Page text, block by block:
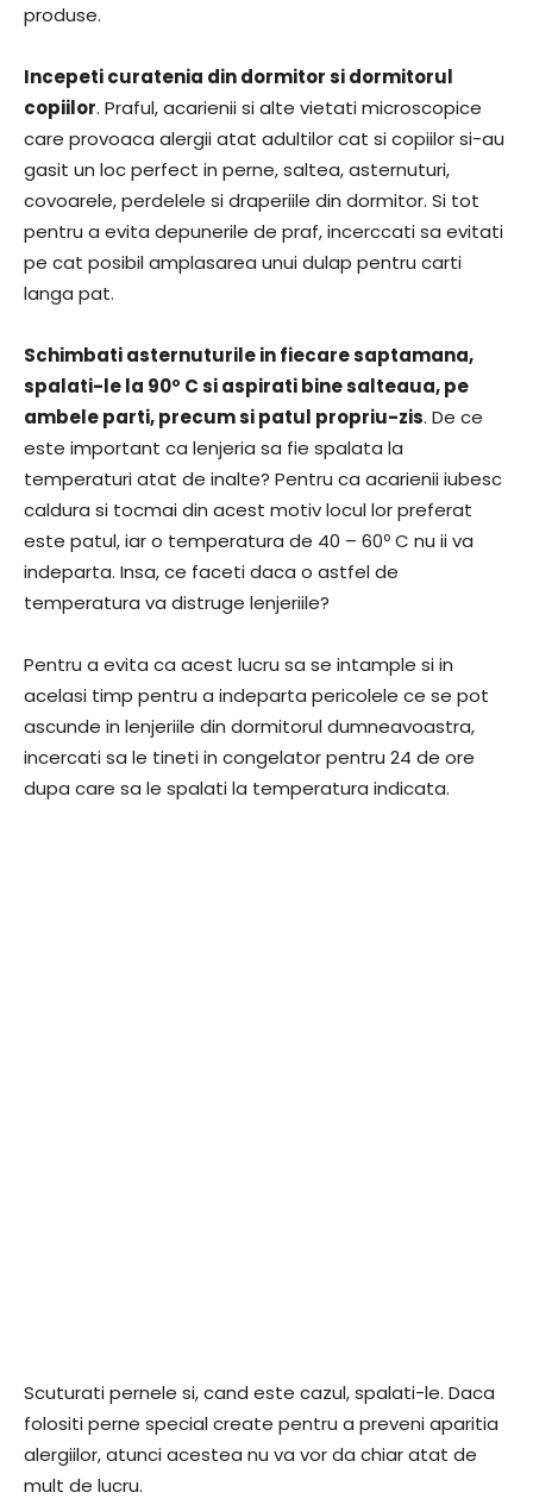
produse.
Incepeti curatenia din dormitor si dormitorul
copiilor. Praful, acarienii si alte vietati microscopice
care provoaca alergii atat adultilor cat si copiilor si-au
gasit un loc perfect in perne, saltea, asternuturi,
covoarele, perdelele si draperiile din dormitor. Si tot
pentru a evita depunerile de praf, incerccati sa evitati
pe cat posibil amplasarea unui dulap pentru carti
langa pat.
Schimbati asternuturile in fiecare saptamana,
spalati-le la 90º C si aspirati bine salteaua, pe
ambele parti, precum si patul propriu-zis. De ce
este important ca lenjeria sa fie spalata la
temperaturi atat de inalte? Pentru ca acarienii iubesc
caldura si tocmai din acest motiv locul lor preferat
este patul, iar o temperatura de 40 – 60º C nu ii va
indeparta. Insa, ce faceti daca o astfel de
temperatura va distruge lenjeriile?
Pentru a evita ca acest lucru sa se intample si in
acelasi timp pentru a indeparta pericolele ce se pot
ascunde in lenjeriile din dormitorul dumneavoastra,
incercati sa le tineti in congelator pentru 24 de ore
dupa care sa le spalati la temperatura indicata.
Scuturati pernele si, cand este cazul, spalati-le. Daca
folositi perne special create pentru a preveni aparitia
alergiilor, atunci acestea nu va vor da chiar atat de
mult de lucru.